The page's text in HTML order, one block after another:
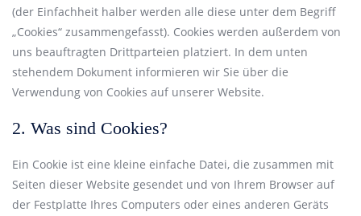
(der Einfachheit halber werden alle diese unter dem Begriff
„Cookies“ zusammengefasst). Cookies werden außerdem von
uns beauftragten Drittparteien platziert. In dem unten
stehendem Dokument informieren wir Sie über die
Verwendung von Cookies auf unserer Website.
2. Was sind Cookies?
Ein Cookie ist eine kleine einfache Datei, die zusammen mit
Seiten dieser Website gesendet und von Ihrem Browser auf
der Festplatte Ihres Computers oder eines anderen Geräts